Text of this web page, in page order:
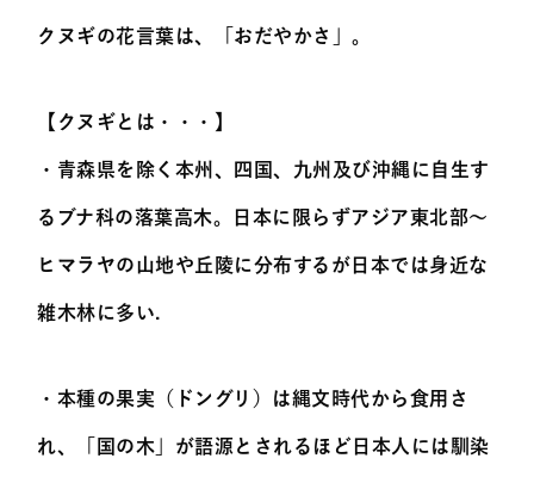
クヌギの花言葉は、「おだやかさ」。
【クヌギとは・・・】
・青森県を除く本州、四国、九州及び沖縄に自生す
るブナ科の落葉高木。日本に限らずアジア東北部～
ヒマラヤの山地や丘陵に分布するが日本では身近な
雑木林に多い.
・本種の果実（ドングリ）は縄文時代から食用さ
れ、「国の木」が語源とされるほど日本人には馴染